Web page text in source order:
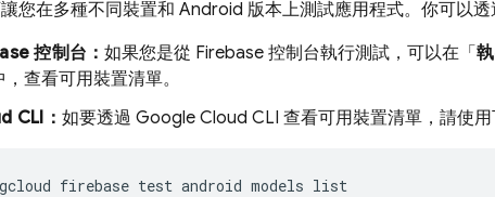
您在多種不同裝置和 Android 版本上測試應用程式。你可以透
控制台：如果您是從 Firebase 控制台執行測試，可以在「
，查看可用裝置清單。
CLI： 如要透過 Google Cloud CLI 查看可用裝置清單，請使用
gcloud firebase test android models list